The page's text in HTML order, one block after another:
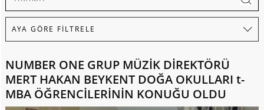
NUMBER ONE GRUP MÜZİK DİREKTÖRÜ
MERT HAKAN BEYKENT DOĞA OKULLARI t-
MBA ÖĞRENCİLERİNİN KONUĞU OLDU